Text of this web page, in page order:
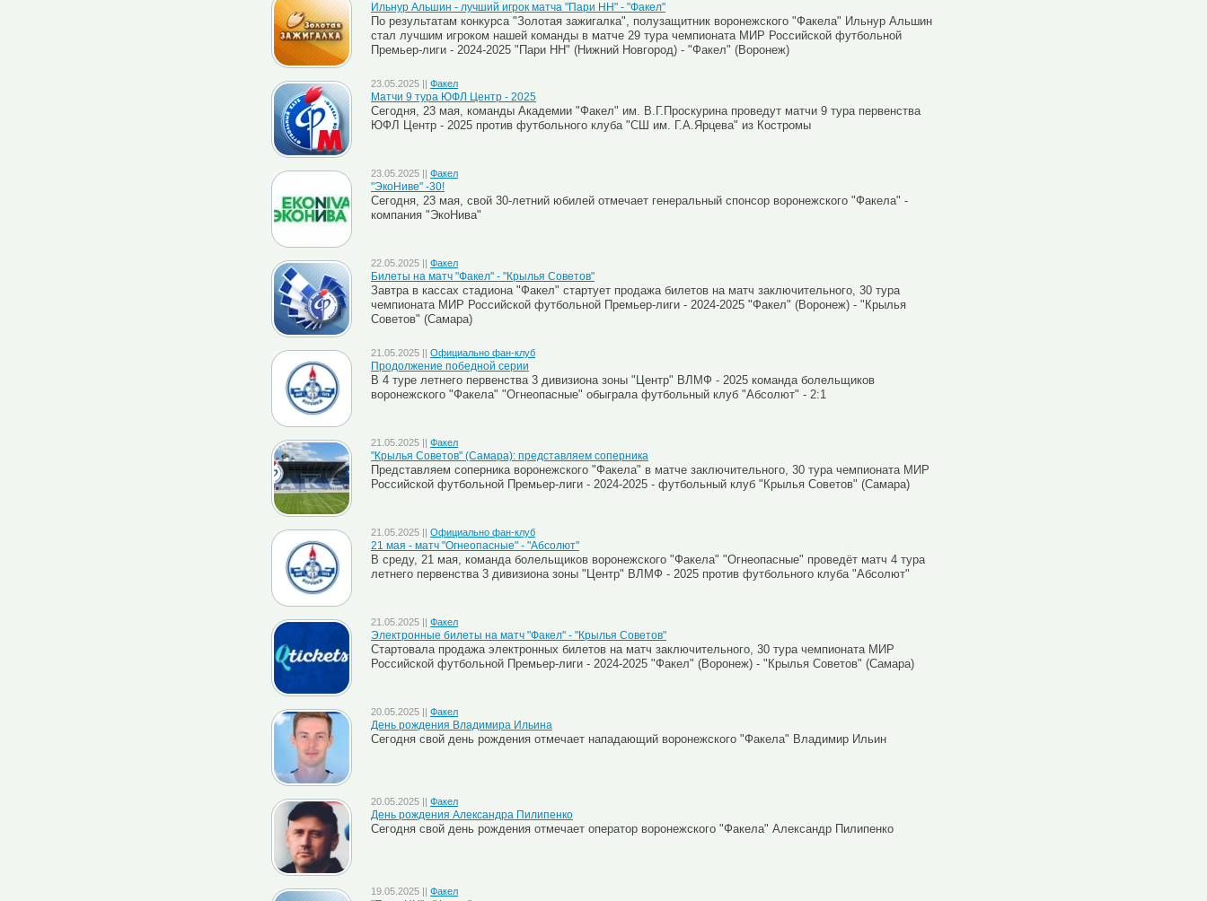
Ильнур Альшин - лучший игрок матча "Пари НН" - "Факел"
По результатам конкурса "Золотая зажигалка", полузащитник воронежского "Факела" Ильнур Альшин
стал лучшим игроком нашей команды в матче 29 тура чемпионата МИР Российской футбольной
Премьер-лиги - 2024-2025 "Пари НН" (Нижний Новгород) - "Факел" (Воронеж)
23.05.2025 || Факел
Матчи 9 тура ЮФЛ Центр - 2025
Сегодня, 23 мая, команды Академии "Факел" им. В.Г.Проскурина проведут матчи 9 тура первенства
ЮФЛ Центр - 2025 против футбольного клуба "СШ им. Г.А.Ярцева" из Костромы
23.05.2025 || Факел
"ЭкоНиве" -30!
Сегодня, 23 мая, свой 30-летний юбилей отмечает генеральный спонсор воронежского "Факела" -
компания "ЭкоНива"
22.05.2025 || Факел
Билеты на матч "Факел" - "Крылья Советов"
Завтра в кассах стадиона "Факел" стартует продажа билетов на матч заключительного, 30 тура
чемпионата МИР Российской футбольной Премьер-лиги - 2024-2025 "Факел" (Воронеж) - "Крылья
Советов" (Самара)
21.05.2025 || Официально фан-клуб
Продолжение победной серии
В 4 туре летнего первенства 3 дивизиона зоны "Центр" ВЛМФ - 2025 команда болельщиков
воронежского "Факела" "Огнеопасные" обыграла футбольный клуб "Абсолют" - 2:1
21.05.2025 || Факел
"Крылья Советов" (Самара): представляем соперника
Представляем соперника воронежского "Факела" в матче заключительного, 30 тура чемпионата МИР
Российской футбольной Премьер-лиги - 2024-2025 - футбольный клуб "Крылья Советов" (Самара)
21.05.2025 || Официально фан-клуб
21 мая - матч "Огнеопасные" - "Абсолют"
В среду, 21 мая, команда болельщиков воронежского "Факела" "Огнеопасные" проведёт матч 4 тура
летнего первенства 3 дивизиона зоны "Центр" ВЛМФ - 2025 против футбольного клуба "Абсолют"
21.05.2025 || Факел
Электронные билеты на матч "Факел" - "Крылья Советов"
Стартовала продажа электронных билетов на матч заключительного, 30 тура чемпионата МИР
Российской футбольной Премьер-лиги - 2024-2025 "Факел" (Воронеж) - "Крылья Советов" (Самара)
20.05.2025 || Факел
День рождения Владимира Ильина
Сегодня свой день рождения отмечает нападающий воронежского "Факела" Владимир Ильин
20.05.2025 || Факел
День рождения Александра Пилипенко
Сегодня свой день рождения отмечает оператор воронежского "Факела" Александр Пилипенко
19.05.2025 || Факел